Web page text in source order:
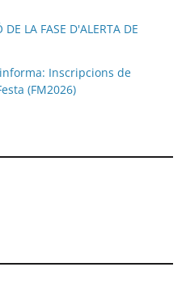
LA FASE D'ALERTA DE
Inscripcions de
(FM2026)